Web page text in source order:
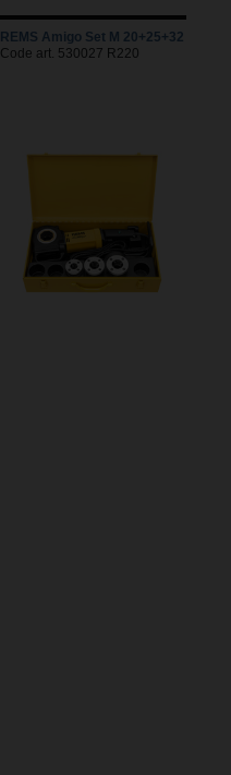
REMS Amigo Set M 20+25+32
Code art. 530027 R220